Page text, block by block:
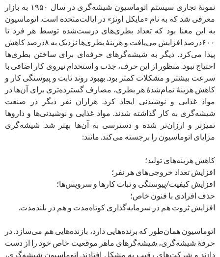
نمونۀ تجاری سیستم اتوماسیون شیشه‌گری در سال ۱۹۵۰ به بازار
معرفی شد که به نام «مایکل اونز» در ایالت‌متحده است. اتوماسیون
به این معنا بود که تعداد بطری‌های درست‌شده توسط هر فرد تا
۶۰۰درصد افزایش می‌یافت و هزینۀ بطری‌ها نزدیک به ۸درصد کاهش
پیدا می‌کرد. دیگر به شیشه‌گرهای حرفه‌ای برای ساختن بطری‌ها
احتیاج نبود. منظور از این حرف، جذب و استخدام نیروی کار اضافی با
سرعت بیشتر و مشکلات کمتر بود. بهبود روند ثابت و پیوستگی کار و
کاهش هزینۀ تمام‌شدۀ هر بطری، مصارف گسترده‌تری برای آن‌ها در
مواد غذایی و نوشیدنی ایجاد کرد. هزاران نفر دیگر در صنعت
شیشه‌گری به کار گذاشته شدند. مواد غذایی و نوشیدنی‌ها و داروها
تمیزتر و ارزان‌تر شده و دسترسی به آن‌ها بهتر شد. شیشه‌گری
مزایای اتوماسیون را برجسته می‌کند. مانند:
کاهش هزینه‌های تولید؛
افزایش تعداد خروجی‌های هر نفر؛
افزایش کیفیت/پیوستگی و ثبات کارها و سرویس‌ها؛
حذف افرادی با فنون خاص؛
افزایش ثروت هم در سرمایه‌گذاری کوتاه‌مدت و هم در بلند‌مدت.
اتوماسیون همان‌طور که برنده‌هایی دارد، بازنده‌هایی هم می‌سازد. در
حرفۀ شیشه‌گری، شیشه‌گرهای ماهر موقعیت خاص خود را از دست
دادند و شرکت‌های رقیب به مشکل افتادند. اتوماسیون شیشه‌گری،